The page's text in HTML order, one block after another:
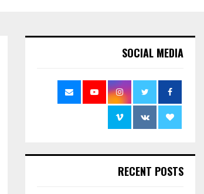
SOCIAL MEDIA
RECENT POSTS